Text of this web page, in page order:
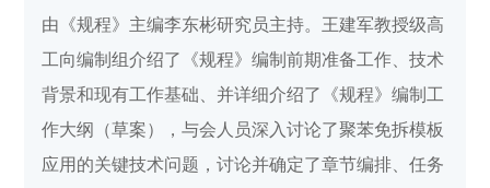
由《规程》主编李东彬研究员主持。王建军教授级高
工向编制组介绍了《规程》编制前期准备工作、技术
背景和现有工作基础、并详细介绍了《规程》编制工
作大纲（草案），与会人员深入讨论了聚苯免拆模板
应用的关键技术问题，讨论并确定了章节编排、任务